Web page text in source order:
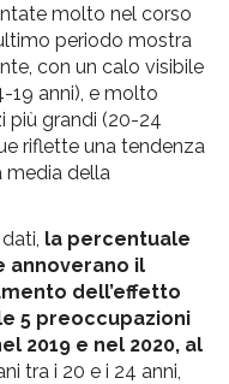
molto nel corso
periodo mostra
con un calo visibile
19 anni), e molto
più grandi (20-24
riflette una tendenza
media della
la percentuale
annoverano il
dell’effetto
5 preoccupazioni
2019 e nel 2020, al
tra i 20 e i 24 anni,